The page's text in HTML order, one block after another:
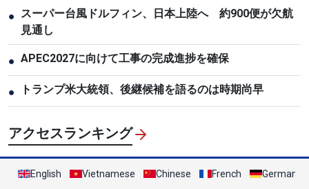
●
スーパー台風ドルフィン、日本上陸へ 約900便が欠航
見通し
● APEC2027に向けて工事の完成進捗を確保
● トランプ米大統領、後継候補を語るのは時期尚早
アクセスランキング
English Vietnamese Chinese French German